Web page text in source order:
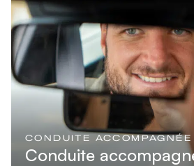
CONDUITE ACCOMPAGNÉE
Conduite